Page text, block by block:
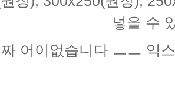
넣을 수
어이없습니다 ㅡㅡ 익